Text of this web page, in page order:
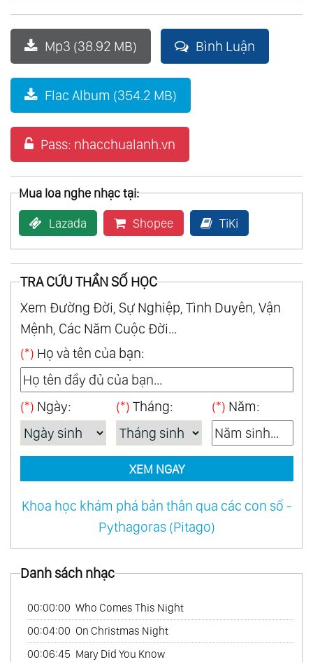
Mp3 (38.92 MB) Bình Luận
Flac Album (354.2 MB)
Pass: nhacchualanh.vn
Mua loa nghe nhạc tại:
Lazada Shopee TiKi
TRA CỨU THẦN SỐ HỌC
Xem Đường Đời, Sự Nghiệp, Tình Duyên, Vận
Mệnh, Các Năm Cuộc Đời...
(*) Họ và tên của bạn:
(*) Ngày: (*) Tháng: (*) Năm:
XEM NGAY
Khoa học khám phá bản thân qua các con số -
Pythagoras (Pitago)
Danh sách nhạc
00:00:00 Who Comes This Night
00:04:00 On Christmas Night
00:06:45 Mary Did You Know